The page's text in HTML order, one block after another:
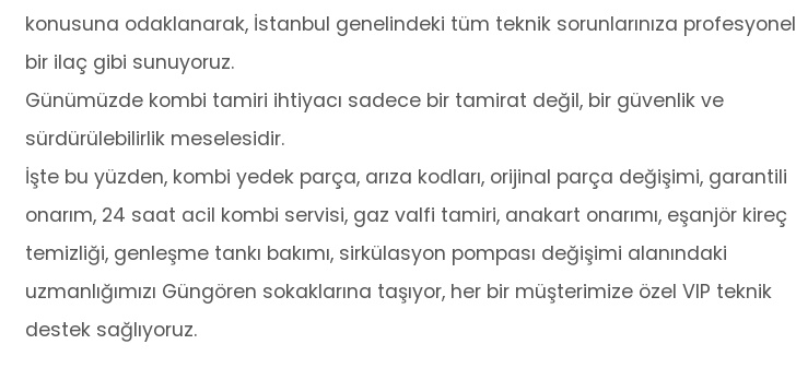
konusuna odaklanarak, İstanbul genelindeki tüm teknik sorunlarınıza profesyonel
bir ilaç gibi sunuyoruz.
Günümüzde kombi tamiri ihtiyacı sadece bir tamirat değil, bir güvenlik ve
sürdürülebilirlik meselesidir.
İşte bu yüzden, kombi yedek parça, arıza kodları, orijinal parça değişimi, garantili
onarım, 24 saat acil kombi servisi, gaz valfi tamiri, anakart onarımı, eşanjör kireç
temizliği, genleşme tankı bakımı, sirkülasyon pompası değişimi alanındaki
uzmanlığımızı Güngören sokaklarına taşıyor, her bir müşterimize özel VIP teknik
destek sağlıyoruz.